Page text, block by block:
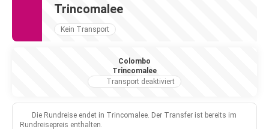
Trincomalee
Kein Transport
Colombo
Trincomalee
Transport deaktiviert
Die Rundreise endet in Trincomalee. Der Transfer ist bereits im
Rundreisepreis enthalten.